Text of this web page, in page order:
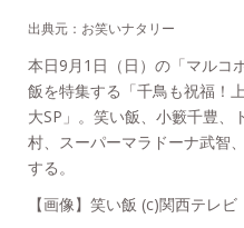
出典元：お笑いナタリー
本日9月1日（日）の「マルコ
飯を特集する「千鳥も祝福！
大SP」。笑い飯、小籔千豊、
村、スーパーマラドーナ武智
する。
【画像】笑い飯 (c)関西テレビ